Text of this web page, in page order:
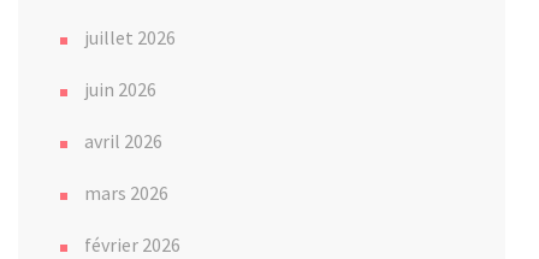
juillet 2026
juin 2026
avril 2026
mars 2026
février 2026